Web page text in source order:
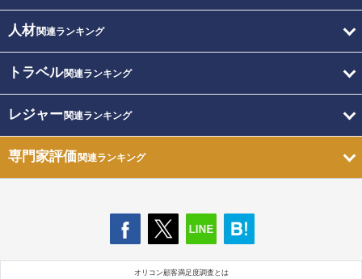
人材関連ランキング
トラベル関連ランキング
レジャー関連ランキング
専門家評価関連ランキング
オリコン顧客満足度調査とは